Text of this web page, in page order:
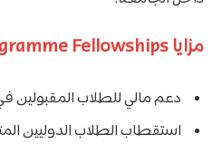
مزايا Graduate Programme Fellowships
دعم مالي للطلاب المقبولين
استقطاب الطلاب الدوليين